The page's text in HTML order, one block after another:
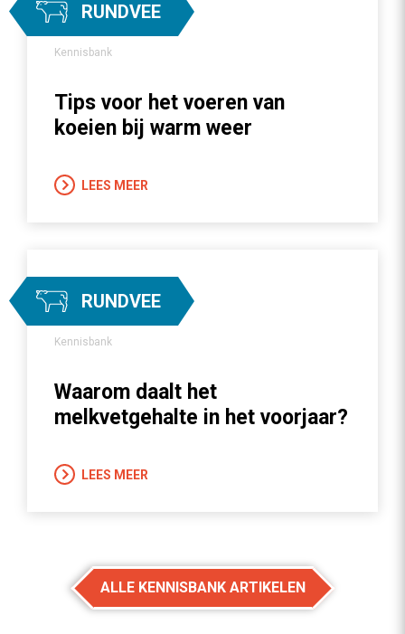
RUNDVEE
Kennisbank
Tips voor het voeren van
koeien bij warm weer
LEES MEER
RUNDVEE
Kennisbank
Waarom daalt het
melkvetgehalte in het voorjaar?
LEES MEER
ALLE KENNISBANK ARTIKELEN